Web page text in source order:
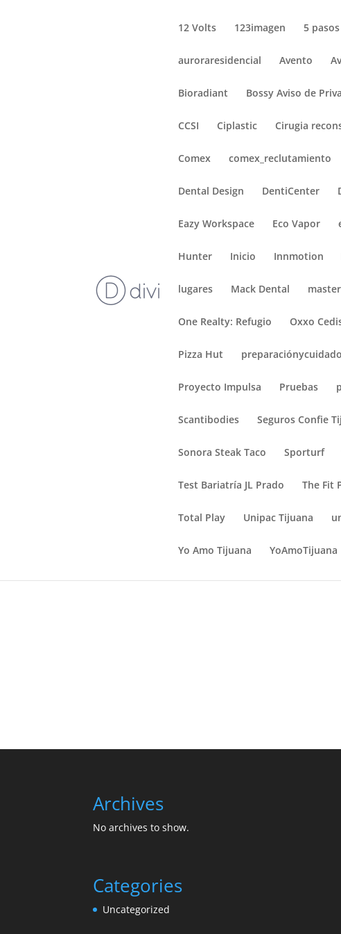
12 Volts 123imagen 5
auroraresidencial Avento
Bioradiant Bossy Aviso de
CCSI Ciplastic Cirugia
Comex comex_reclutamiento
Dental Design DentiCenter
Eazy Workspace Eco Vapor
Hunter Inicio Innmotion
lugares Mack Dental
One Realty: Refugio Oxxo
Pizza Hut preparaciónycuidado
Proyecto Impulsa Pruebas
Scantibodies Seguros Confie
Sonora Steak Taco Sporturf
Test Bariatría JL Prado The Fit
Total Play Unipac Tijuana
Yo Amo Tijuana YoAmoTijuana
Archives
No archives to show.
Categories
Uncategorized